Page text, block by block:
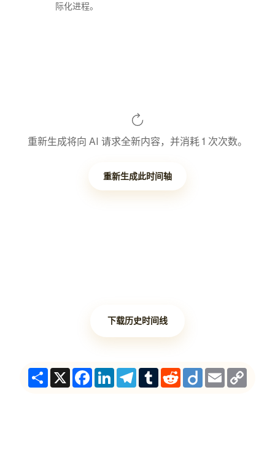
际化进程。
重新生成将向 AI 请求全新内容，并消耗 1 次次数。
重新生成此时间轴
下载历史时间线
ShareX Facebook
LinkedInTelegram
TumblrRedditDiigoEmail